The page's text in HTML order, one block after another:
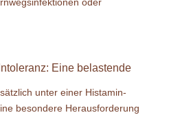
Eine belastende
unter einer Histamin-
besondere Herausforderung